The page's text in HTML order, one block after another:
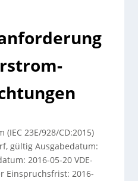
23E/928/CD:2015)
gültig Ausgabedatum:
2016-05-20 VDE-
Einspruchsfrist: 2016-